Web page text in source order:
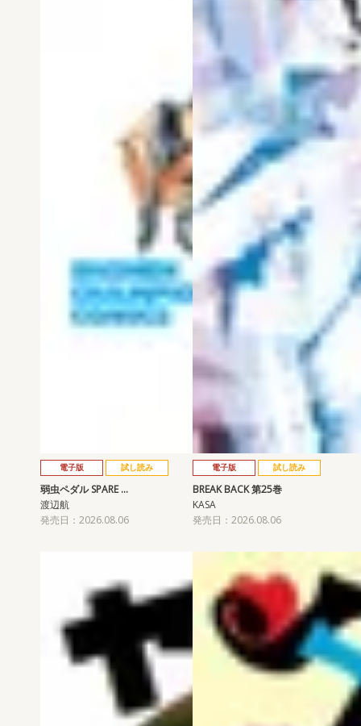
電子版 試し読み
弱虫ペダル SPARE …
渡辺航
発売日：2026.08.06
電子版 試し読み
BREAK BACK 第25巻
KASA
発売日：2026.08.06